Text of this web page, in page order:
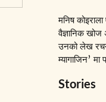
मनिष
वैज्ञानिक खोज
उनको लेख
म्यागाजिन’
Stories